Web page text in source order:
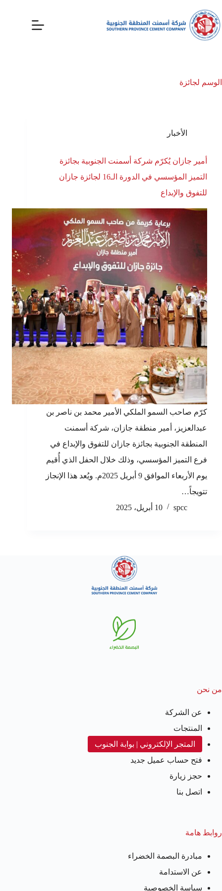
الوسم لجائزة
الأخبار
أمير جازان يُكرّم شركة أسمنت الجنوبية بجائزة
التميز المؤسسي في الدورة الـ16 لجائزة جازان
للتفوق والإبداع
كرّم صاحب السمو الملكي الأمير محمد بن ناصر بن
عبدالعزيز، أمير منطقة جازان، شركة أسمنت
المنطقة الجنوبية بجائزة جازان للتفوق والإبداع في
فرع التميز المؤسسي، وذلك خلال الحفل الذي أُقيم
يوم الأربعاء الموافق 9 أبريل 2025م. ويُعد هذا الإنجاز
تتويجاً…
spcc
10 أبريل، 2025
من نحن
عن الشركة
المنتجات
المتجر الإلكتروني | بوابة الجنوب
فتح حساب عميل جديد
حجز زيارة
اتصل بنا
روابط هامة
مبادرة البصمة الخضراء
عن الاستدامة
سياسة الخصوصية